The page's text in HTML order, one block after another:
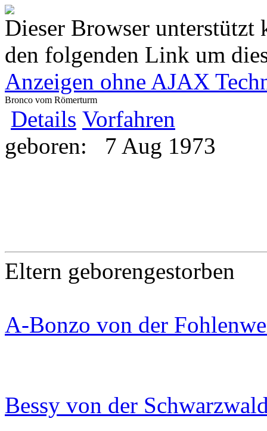
Dieser Browser
den folgenden Link um
Anzeigen ohne AJAX
Bronco vom Römerturm
Details Vorfahren
geboren:
7 Aug 1973
Eltern geborengestorben
A-Bonzo von der
Bessy von der